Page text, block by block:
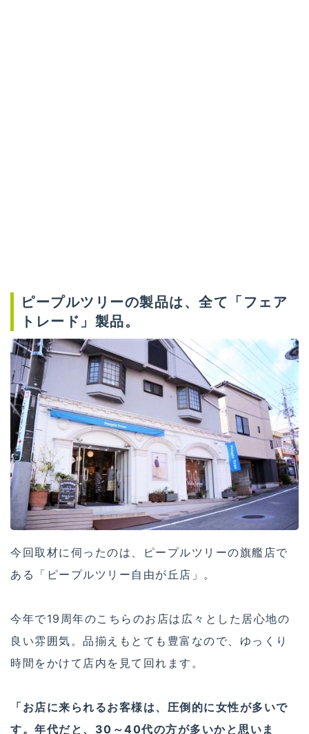
ピープルツリーの製品は、全て「フェア
トレード」製品。
今回取材に伺ったのは、ピープルツリーの旗艦店で
ある「ピープルツリー自由が丘店」。
今年で19周年のこちらのお店は広々とした居心地の
良い雰囲気。品揃えもとても豊富なので、ゆっくり
時間をかけて店内を見て回れます。
「お店に来られるお客様は、圧倒的に女性が多いで
す。年代だと、30～40代の方が多いかと思いま